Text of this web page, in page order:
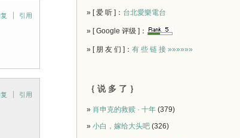
引用
引用
» [ 爱 听 ]： 台北愛樂電台
» [ Google 评级 ]：
» [ 朋 友 们 ]： 有 些 链 接 »»»»»»
｛ 说 多 了 ｝
» 肖申克的救赎 · 十年 (379)
» 小白，嫁给大头吧 (326)